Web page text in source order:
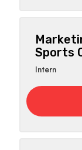
Sports
Intern